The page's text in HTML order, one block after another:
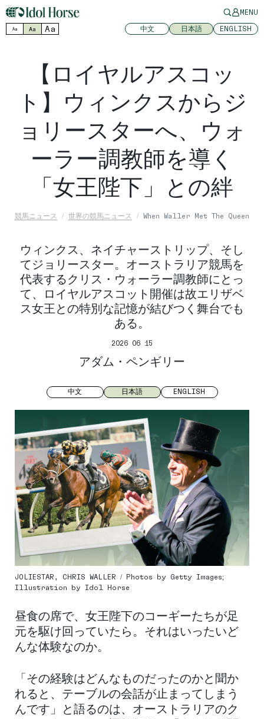
MENU
Aa Aa Aa 中文 日本語 ENGLISH
【ロイヤルアスコッ
ト】ウィンクスからジ
ョリースターへ、ウォ
ーラー調教師を導く
「女王陛下」との絆
競馬ニュース 世界の競馬ニュース When Waller Met The Queen
ウィンクス、ネイチャーストリップ、そし
てジョリースター。オーストラリア競馬を
代表するクリス・ウォーラー調教師にとっ
て、ロイヤルアスコット開催は故エリザベ
ス女王との特別な記憶が結びつく舞台でも
ある。
2026 06 15
アダム・ペンギリー
中文 日本語 ENGLISH
JOLIESTAR, CHRIS WALLER / Photos by Getty Images;
Illustration by Idol Horse
昼食の席で、女王陛下のコーギーたちが足
元を駆け回っていたら。それはいったいど
んな体験なのか。
「その経験はどんなものだったのかと聞か
れると、テーブルの会話が止まってしまう
んです」と語るのは、オーストラリアのク